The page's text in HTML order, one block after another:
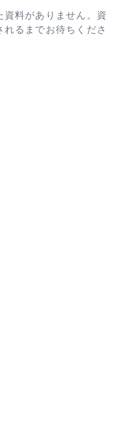
資料がありません。資
れるまでお待ちくださ